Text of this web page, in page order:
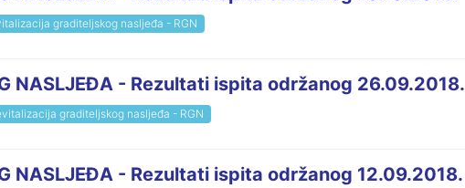
graditeljskog nasljeđa - RGN
NASLJEĐA - Rezultati ispita održanog 26.09.2018.
graditeljskog nasljeđa - RGN
NASLJEĐA - Rezultati ispita održanog 12.09.2018.